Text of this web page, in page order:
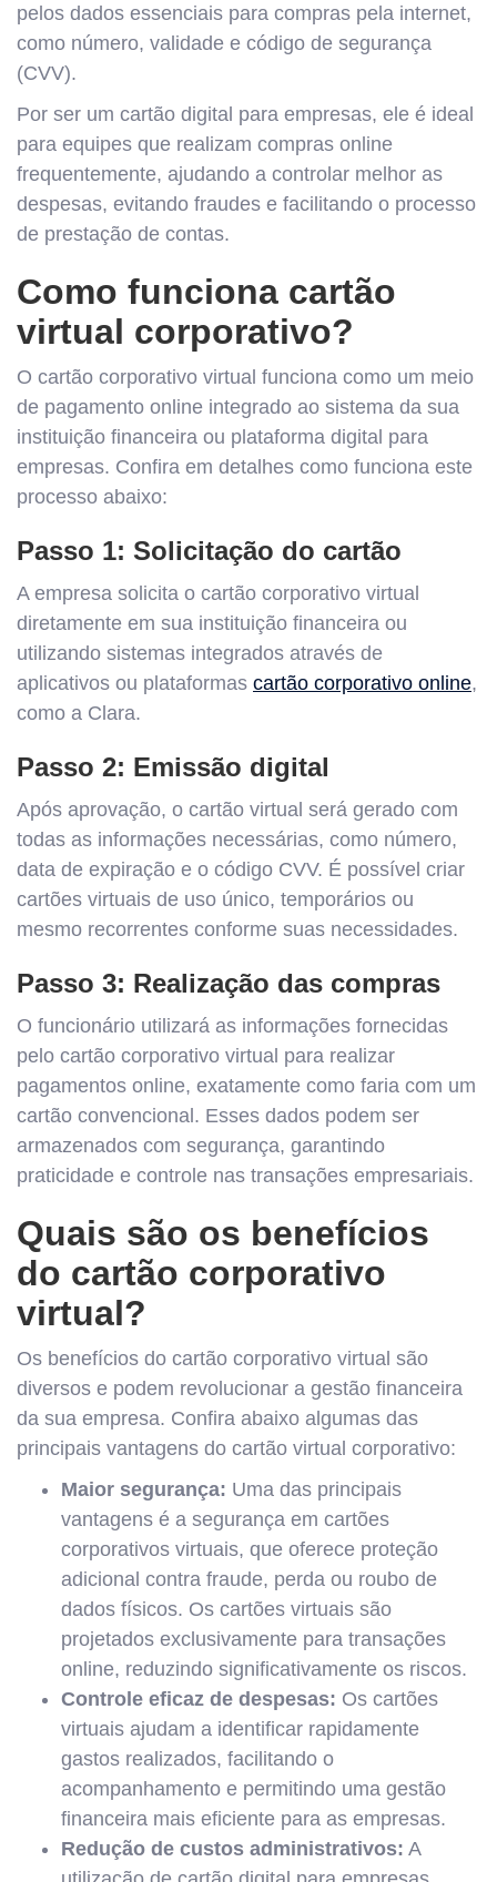
pelos dados essenciais para compras pela internet,
como número, validade e código de segurança
(CVV).
Por ser um cartão digital para empresas, ele é ideal
para equipes que realizam compras online
frequentemente, ajudando a controlar melhor as
despesas, evitando fraudes e facilitando o processo
de prestação de contas.
Como funciona cartão
virtual corporativo?
O cartão corporativo virtual funciona como um meio
de pagamento online integrado ao sistema da sua
instituição financeira ou plataforma digital para
empresas. Confira em detalhes como funciona este
processo abaixo:
Passo 1: Solicitação do cartão
A empresa solicita o cartão corporativo virtual
diretamente em sua instituição financeira ou
utilizando sistemas integrados através de
aplicativos ou plataformas cartão corporativo online,
como a Clara.
Passo 2: Emissão digital
Após aprovação, o cartão virtual será gerado com
todas as informações necessárias, como número,
data de expiração e o código CVV. É possível criar
cartões virtuais de uso único, temporários ou
mesmo recorrentes conforme suas necessidades.
Passo 3: Realização das compras
O funcionário utilizará as informações fornecidas
pelo cartão corporativo virtual para realizar
pagamentos online, exatamente como faria com um
cartão convencional. Esses dados podem ser
armazenados com segurança, garantindo
praticidade e controle nas transações empresariais.
Quais são os benefícios
do cartão corporativo
virtual?
Os benefícios do cartão corporativo virtual são
diversos e podem revolucionar a gestão financeira
da sua empresa. Confira abaixo algumas das
principais vantagens do cartão virtual corporativo:
Maior segurança: Uma das principais
vantagens é a segurança em cartões
corporativos virtuais, que oferece proteção
adicional contra fraude, perda ou roubo de
dados físicos. Os cartões virtuais são
projetados exclusivamente para transações
online, reduzindo significativamente os riscos.
Controle eficaz de despesas: Os cartões
virtuais ajudam a identificar rapidamente
gastos realizados, facilitando o
acompanhamento e permitindo uma gestão
financeira mais eficiente para as empresas.
Redução de custos administrativos: A